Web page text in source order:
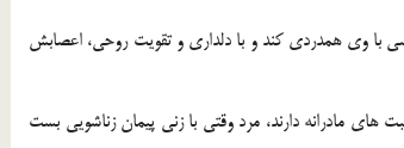
با وي همدردي کند و با دلداري و تقويت روحي، اعصابش
مادرانه دارند، مرد وقتي با زني پيمان زناشويي بست